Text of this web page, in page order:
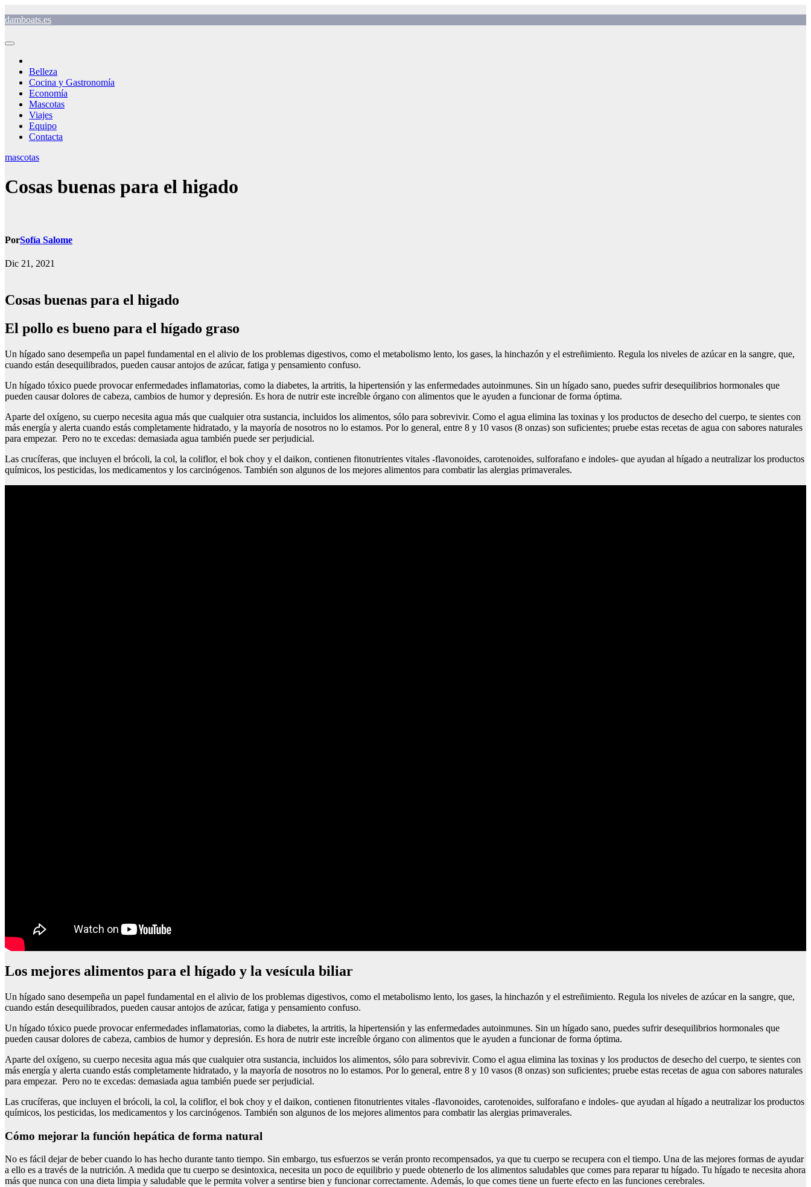
al
damboats.es
Belleza
Cocina y Gastronomía
Economía
Mascotas
Viajes
Equipo
Contacta
mascotas
Cosas buenas para el higado
PorSofía Salome
Dic 21, 2021
Cosas buenas para el higado
El pollo es bueno para el hígado graso
Un hígado sano desempeña un papel fundamental en el alivio de los problemas digestivos, como el metabolismo lento, los gases, la hinchazón y el estreñimiento. Regula los niveles de azúcar en la sangre, que,
cuando están desequilibrados, pueden causar antojos de azúcar, fatiga y pensamiento confuso.
Un hígado tóxico puede provocar enfermedades inflamatorias, como la diabetes, la artritis, la hipertensión y las enfermedades autoinmunes. Sin un hígado sano, puedes sufrir desequilibrios hormonales que
pueden causar dolores de cabeza, cambios de humor y depresión. Es hora de nutrir este increíble órgano con alimentos que le ayuden a funcionar de forma óptima.
Aparte del oxígeno, su cuerpo necesita agua más que cualquier otra sustancia, incluidos los alimentos, sólo para sobrevivir. Como el agua elimina las toxinas y los productos de desecho del cuerpo, te sientes con
más energía y alerta cuando estás completamente hidratado, y la mayoría de nosotros no lo estamos. Por lo general, entre 8 y 10 vasos (8 onzas) son suficientes; pruebe estas recetas de agua con sabores naturales
para empezar. Pero no te excedas: demasiada agua también puede ser perjudicial.
Las crucíferas, que incluyen el brócoli, la col, la coliflor, el bok choy y el daikon, contienen fitonutrientes vitales -flavonoides, carotenoides, sulforafano e indoles- que ayudan al hígado a neutralizar los productos
químicos, los pesticidas, los medicamentos y los carcinógenos. También son algunos de los mejores alimentos para combatir las alergias primaverales.
Los mejores alimentos para el hígado y la vesícula biliar
Un hígado sano desempeña un papel fundamental en el alivio de los problemas digestivos, como el metabolismo lento, los gases, la hinchazón y el estreñimiento. Regula los niveles de azúcar en la sangre, que,
cuando están desequilibrados, pueden causar antojos de azúcar, fatiga y pensamiento confuso.
Un hígado tóxico puede provocar enfermedades inflamatorias, como la diabetes, la artritis, la hipertensión y las enfermedades autoinmunes. Sin un hígado sano, puedes sufrir desequilibrios hormonales que
pueden causar dolores de cabeza, cambios de humor y depresión. Es hora de nutrir este increíble órgano con alimentos que le ayuden a funcionar de forma óptima.
Aparte del oxígeno, su cuerpo necesita agua más que cualquier otra sustancia, incluidos los alimentos, sólo para sobrevivir. Como el agua elimina las toxinas y los productos de desecho del cuerpo, te sientes con
más energía y alerta cuando estás completamente hidratado, y la mayoría de nosotros no lo estamos. Por lo general, entre 8 y 10 vasos (8 onzas) son suficientes; pruebe estas recetas de agua con sabores naturales
para empezar. Pero no te excedas: demasiada agua también puede ser perjudicial.
Las crucíferas, que incluyen el brócoli, la col, la coliflor, el bok choy y el daikon, contienen fitonutrientes vitales -flavonoides, carotenoides, sulforafano e indoles- que ayudan al hígado a neutralizar los productos
químicos, los pesticidas, los medicamentos y los carcinógenos. También son algunos de los mejores alimentos para combatir las alergias primaverales.
Cómo mejorar la función hepática de forma natural
No es fácil dejar de beber cuando lo has hecho durante tanto tiempo. Sin embargo, tus esfuerzos se verán pronto recompensados, ya que tu cuerpo se recupera con el tiempo. Una de las mejores formas de ayudar
a ello es a través de la nutrición. A medida que tu cuerpo se desintoxica, necesita un poco de equilibrio y puede obtenerlo de los alimentos saludables que comes para reparar tu hígado. Tu hígado te necesita ahora
más que nunca con una dieta limpia y saludable que le permita volver a sentirse bien y funcionar correctamente. Además, lo que comes tiene un fuerte efecto en las funciones cerebrales.